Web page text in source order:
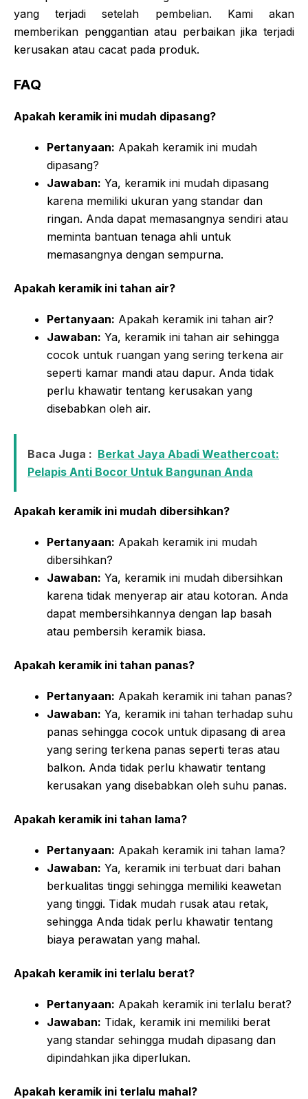
yang terjadi setelah pembelian. Kami akan
memberikan penggantian atau perbaikan jika terjadi
kerusakan atau cacat pada produk.
FAQ
Apakah keramik ini mudah dipasang?
Pertanyaan: Apakah keramik ini mudah
dipasang?
Jawaban: Ya, keramik ini mudah dipasang
karena memiliki ukuran yang standar dan
ringan. Anda dapat memasangnya sendiri atau
meminta bantuan tenaga ahli untuk
memasangnya dengan sempurna.
Apakah keramik ini tahan air?
Pertanyaan: Apakah keramik ini tahan air?
Jawaban: Ya, keramik ini tahan air sehingga
cocok untuk ruangan yang sering terkena air
seperti kamar mandi atau dapur. Anda tidak
perlu khawatir tentang kerusakan yang
disebabkan oleh air.
Baca Juga : Berkat Jaya Abadi Weathercoat:
Pelapis Anti Bocor Untuk Bangunan Anda
Apakah keramik ini mudah dibersihkan?
Pertanyaan: Apakah keramik ini mudah
dibersihkan?
Jawaban: Ya, keramik ini mudah dibersihkan
karena tidak menyerap air atau kotoran. Anda
dapat membersihkannya dengan lap basah
atau pembersih keramik biasa.
Apakah keramik ini tahan panas?
Pertanyaan: Apakah keramik ini tahan panas?
Jawaban: Ya, keramik ini tahan terhadap suhu
panas sehingga cocok untuk dipasang di area
yang sering terkena panas seperti teras atau
balkon. Anda tidak perlu khawatir tentang
kerusakan yang disebabkan oleh suhu panas.
Apakah keramik ini tahan lama?
Pertanyaan: Apakah keramik ini tahan lama?
Jawaban: Ya, keramik ini terbuat dari bahan
berkualitas tinggi sehingga memiliki keawetan
yang tinggi. Tidak mudah rusak atau retak,
sehingga Anda tidak perlu khawatir tentang
biaya perawatan yang mahal.
Apakah keramik ini terlalu berat?
Pertanyaan: Apakah keramik ini terlalu berat?
Jawaban: Tidak, keramik ini memiliki berat
yang standar sehingga mudah dipasang dan
dipindahkan jika diperlukan.
Apakah keramik ini terlalu mahal?